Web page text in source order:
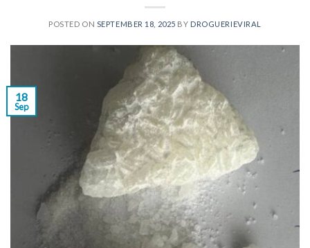
POSTED ON SEPTEMBER 18, 2025 BY DROGUERIEVIRAL
18
Sep